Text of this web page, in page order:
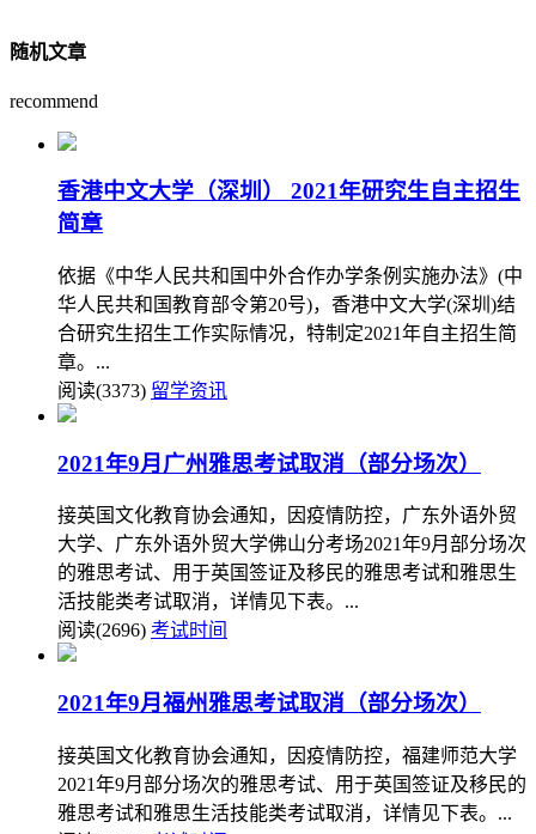
随机文章
recommend
香港中文大学（深圳） 2021年研究生自主招生
简章
依据《中华人民共和国中外合作办学条例实施办法》(中
华人民共和国教育部令第20号)，香港中文大学(深圳)结
合研究生招生工作实际情况，特制定2021年自主招生简
章。...
阅读(3373) 留学资讯
2021年9月广州雅思考试取消（部分场次）
接英国文化教育协会通知，因疫情防控，广东外语外贸
大学、广东外语外贸大学佛山分考场2021年9月部分场次
的雅思考试、用于英国签证及移民的雅思考试和雅思生
活技能类考试取消，详情见下表。...
阅读(2696) 考试时间
2021年9月福州雅思考试取消（部分场次）
接英国文化教育协会通知，因疫情防控，福建师范大学
2021年9月部分场次的雅思考试、用于英国签证及移民的
雅思考试和雅思生活技能类考试取消，详情见下表。...